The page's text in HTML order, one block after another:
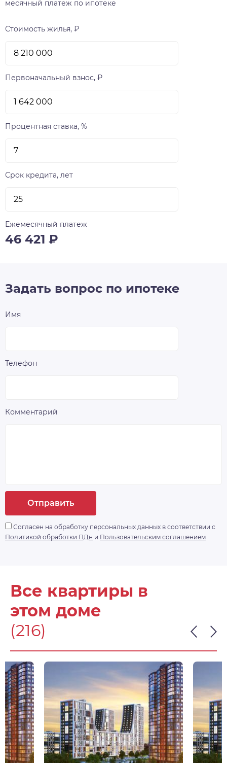
муниципальная школа с финским подходом к
бюджетного учреждения в России пока нет.
месячный платеж по ипотеке
Стоимость жилья, ₽
Первоначальный взнос, ₽
Процентная ставка, %
Срок кредита, лет
Ежемесячный платеж
46 421 ₽
Задать вопрос по ипотеке
Имя
Телефон
Комментарий
Отправить
Согласен на обработку персональных данных в соответствии с
Политикой обработки ПДн и Пользовательским соглашением
Все квартиры в
этом доме
(216)